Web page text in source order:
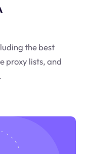
the best
proxy lists, and